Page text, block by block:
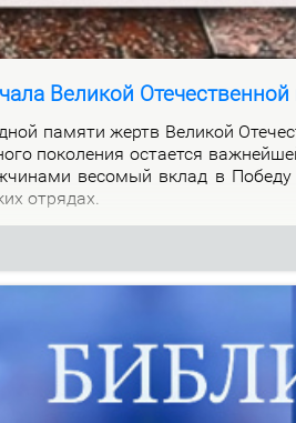
Великой
па­мя­ти жертв Ве­ли­кой
по­ко­ле­ния оста­ет­ся
ве­со­мый вклад в
от­ря­дах.